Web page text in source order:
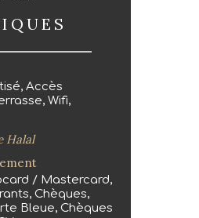
Accès
Wifi,
Halal
/ Mastercard,
Chèques,
Bleue, Chèques